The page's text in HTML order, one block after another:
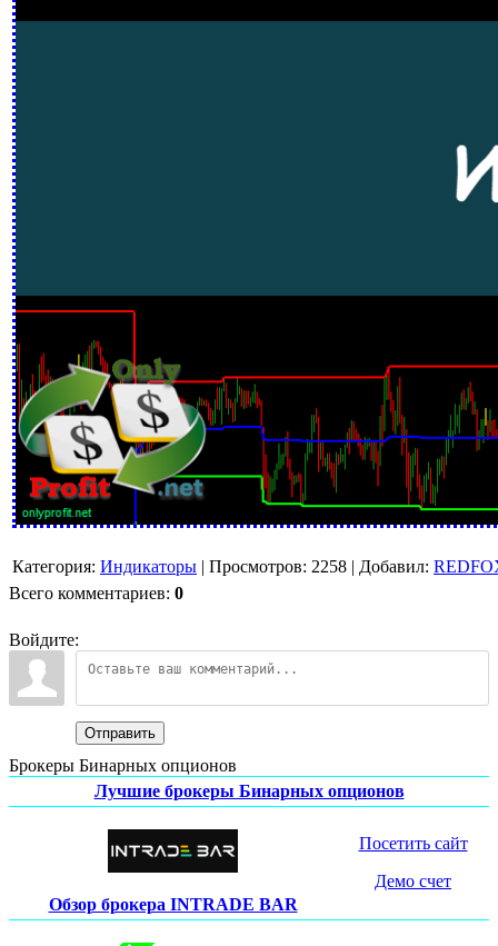
Категория: Индикаторы | Просмотров: 2258 | Добавил:
Всего комментариев: 0
Войдите:
Отправить
Брокеры Бинарных опционов
Лучшие брокеры Бинарных опционов
Обзор брокера INTRADE BAR
Посетить сайт
Демо счет